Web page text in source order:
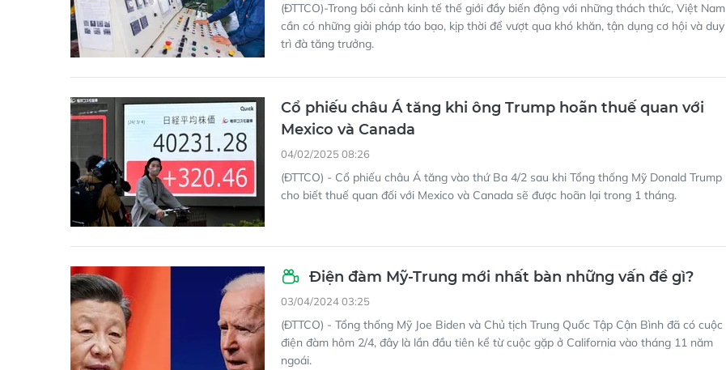
(ĐTTCO)-Trong bối cảnh kinh tế thế giới đầy biến động với những thách thức, Việt Nam
cần có những giải pháp táo bạo, kịp thời để vượt qua khó khăn, tận dụng cơ hội và duy
trì đà tăng trưởng.
Cổ phiếu châu Á tăng khi ông Trump hoãn thuế quan với
Mexico và Canada
04/02/2025 08:26
(ĐTTCO) - Cổ phiếu châu Á tăng vào thứ Ba 4/2 sau khi Tổng thống Mỹ Donald Trump
cho biết thuế quan đối với Mexico và Canada sẽ được hoãn lại trong 1 tháng.
Điện đàm Mỹ-Trung mới nhất bàn những vấn đề gì?
03/04/2024 03:25
(ĐTTCO) - Tổng thống Mỹ Joe Biden và Chủ tịch Trung Quốc Tập Cận Bình đã có cuộc
điện đàm hôm 2/4, đây là lần đầu tiên kể từ cuộc gặp ở California vào tháng 11 năm
ngoái.